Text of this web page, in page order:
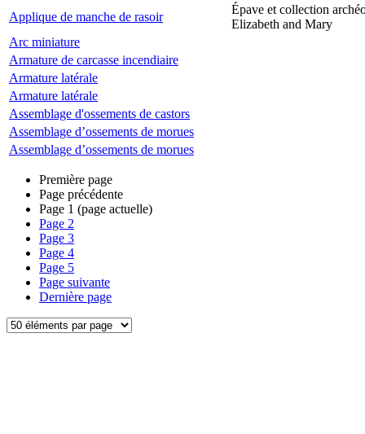
Applique de manche de rasoir
Épave et collection
Elizabeth and Mary
Arc miniature
Armature de carcasse incendiaire
Armature latérale
Armature latérale
Assemblage d'ossements de castors
Assemblage d’ossements de morues
Assemblage d’ossements de morues
Première page
Page précédente
Page 1 (page actuelle)
Page 2
Page 3
Page 4
Page 5
Page suivante
Dernière page